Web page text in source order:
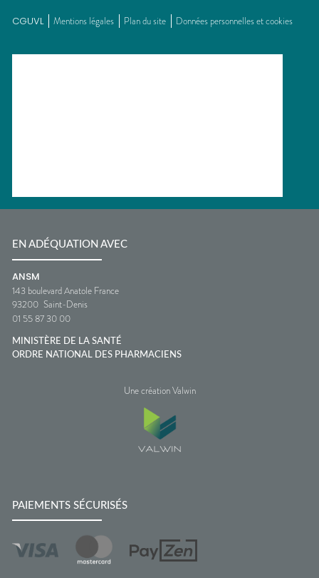
CGUVL Mentions légales Plan du site Données personnelles et cookies
EN ADÉQUATION AVEC
ANSM
143 boulevard Anatole France
93200 Saint-Denis
01 55 87 30 00
MINISTÈRE DE LA SANTÉ
ORDRE NATIONAL DES PHARMACIENS
Une création Valwin
PAIEMENTS SÉCURISÉS